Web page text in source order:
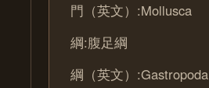
門（英文）:Mollusca
綱:腹足綱
綱（英文）:Gastropoda